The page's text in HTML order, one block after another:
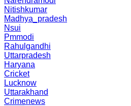
Nitishkumar
Madhya_pradesh
Nsui
Pmmodi
Rahulgandhi
Uttarpradesh
Haryana
Cricket
Lucknow
Uttarakhand
Crimenews